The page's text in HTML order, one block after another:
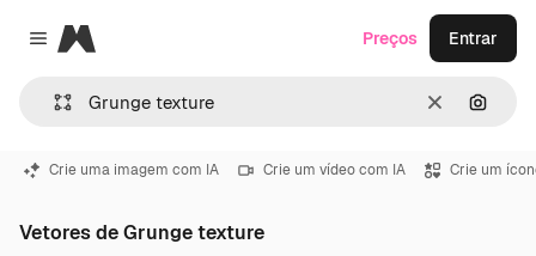
Close menu
Magnific
Limpar
Preços Entrar
Crie uma imagem com IA Crie um vídeo com IA Crie um
Vetores de Grunge texture